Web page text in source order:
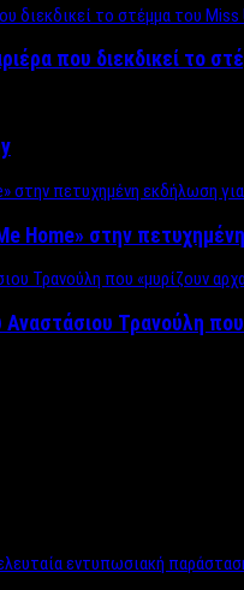
που διεκδικεί το
Home» στην
Τρανούλη